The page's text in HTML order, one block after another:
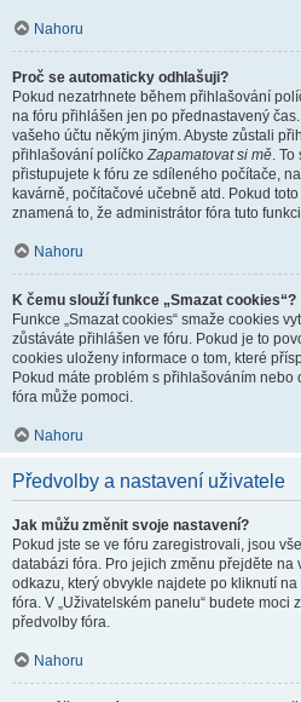
Nahoru
Proč se automaticky odhlašuji?
Pokud nezatrhnete během přihlašování
na fóru přihlášen jen po přednastavený
vašeho účtu někým jiným. Abyste zůstali
přihlašování políčkoZapamatovat si mě. To
přistupujete k fóru ze sdíleného počítače,
kavárně, počítačové učebně atd. Pokud
znamená to, že administrátor fóra tuto
Nahoru
K čemu slouží funkce „Smazat cookies“?
Funkce „Smazat cookies“ smaže cookies
zůstáváte přihlášen ve fóru. Pokud je to
cookies uloženy informace o tom, které
Pokud máte problém s přihlašováním
fóra může pomoci.
Nahoru
Předvolby a nastavení uživatele
Jak můžu změnit svoje nastavení?
Pokud jste se ve fóru zaregistrovali, jsou
databázi fóra. Pro jejich změnu přejděte na
odkazu, který obvykle najdete po kliknutí
fóra. V „Uživatelském panelu“ budete moci
předvolby fóra.
Nahoru